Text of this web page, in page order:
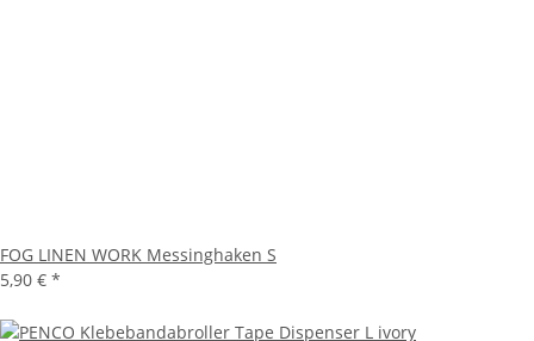
FOG LINEN WORK Messinghaken S
5,90 € *